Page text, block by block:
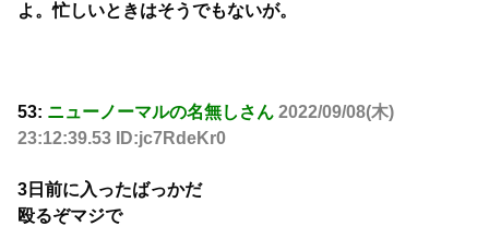
よ。忙しいときはそうでもないが。
53: ニューノーマルの名無しさん 2022/09/08(木)
23:12:39.53 ID:jc7RdeKr0
3日前に入ったばっかだ
殴るぞマジで